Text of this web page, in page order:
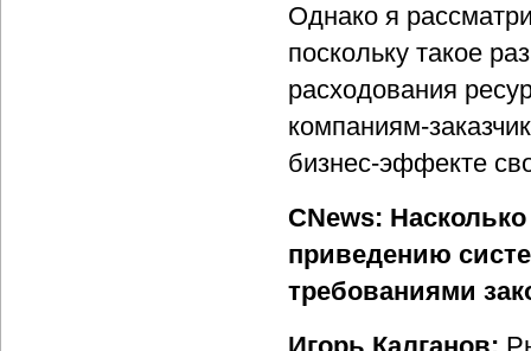
Однако я
поскольку такое
расходования
компаниям-
бизнес-эффекте
CNews:
приведению
требованиями